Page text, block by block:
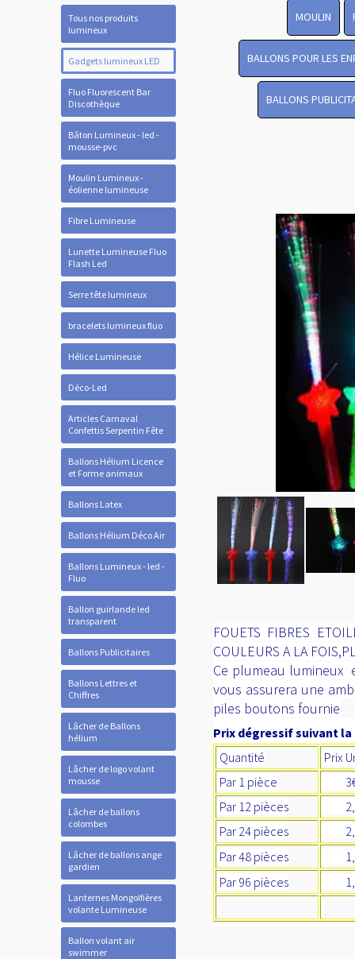
Tous nos produits
lumineux
Gadgets lumineux LED
Fluo Fluorescent Bar
Discothèque
Bâton Lumineux - led -
mousse-pvc
Moulin Lumineux -
éolienne lumineuse
Fibre Lumineuse
Lunette Lumineuse Fluo
Flash Led
Serre tête lumineux
bracelets lumineux fluo
Hélice Lumineuse
Déco-Led
Articles Carnaval
Confettis Serpentin Fête
Ballons Hélium Licence
et Forme animaux
Ballons Latex
Ballons Hélium Déco Air
Ballons Lumineux - led -
Fluo
Ballon guirlande led
transparent
Ballons Publicitaires
Ballons Lettres et
Chiffres
Lâcher de Ballons
hélium
Lâcher de logo volant
mousse
Lâcher de ballons
colombes
Lâcher de ballons ange
gardien
Lanternes Mongolfières
volante Lumineuse
Ballon volant air
swimmer
MOULIN
BALLONS POUR LES
BALLONS
FOUETS FIBRES
COULEURS A LA
Ce plumeau lumineux
vous assurera une
piles boutons fournie
Prix dégressif suivant
Quantité
Prix
Par 1 pièce
Par 12 pièces
Par 24 pièces
Par 48 pièces
Par 96 pièces